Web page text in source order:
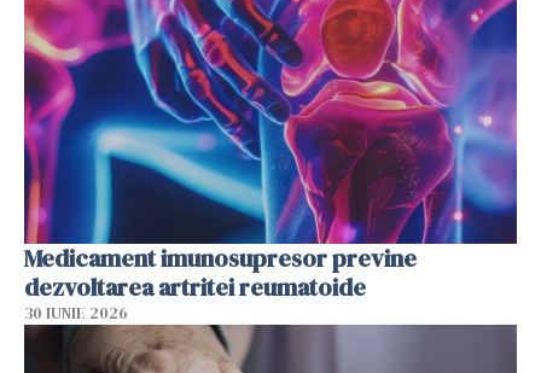
Medicament imunosupresor previne
dezvoltarea artritei reumatoide
30 IUNIE 2026